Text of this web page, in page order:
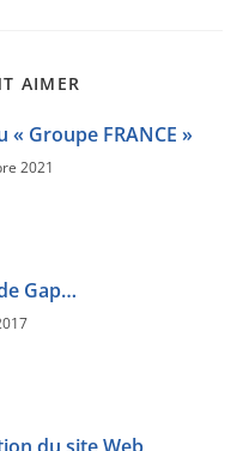
AIMER
« Groupe FRANCE »
2021
Gap…